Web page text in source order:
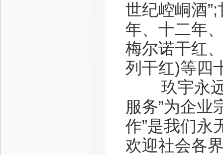
世纪崆峒酒
年、十二年
梅尔诺干红
列干红)等四
玖宇永远
服务”为企业
作”是我们永
欢迎社会各